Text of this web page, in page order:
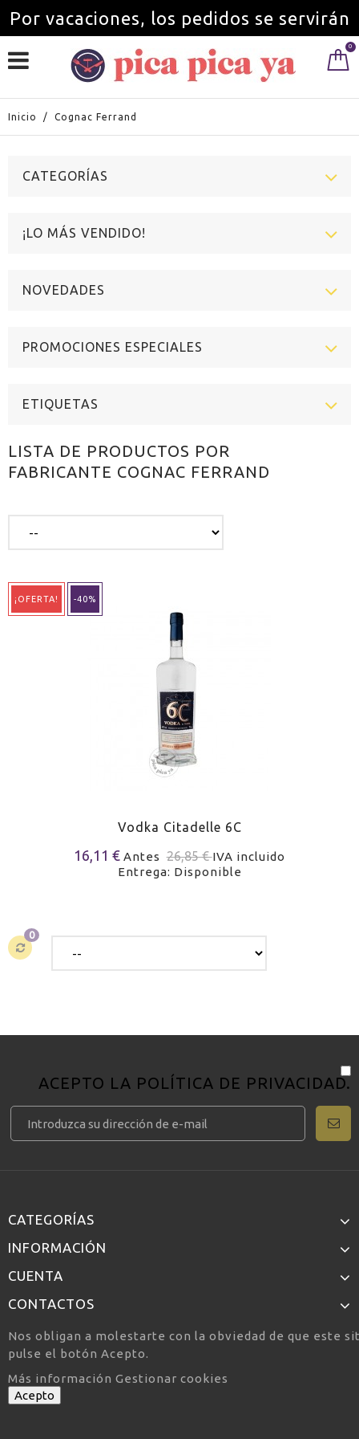
Por vacaciones, los pedidos se servirán
a partir del 1 de septiembre.
0
Inicio / Cognac Ferrand
CATEGORÍAS
¡LO MÁS VENDIDO!
NOVEDADES
PROMOCIONES ESPECIALES
ETIQUETAS
LISTA DE PRODUCTOS POR
FABRICANTE COGNAC FERRAND
¡OFERTA! -40%
Vodka Citadelle 6C
16,11 €Antes 26,85 €IVA incluido
Entrega: Disponible
0
ACEPTO LA POLÍTICA DE PRIVACIDAD.
CATEGORÍAS
INFORMACIÓN
CUENTA
CONTACTOS
Nos obligan a molestarte con la obviedad de que este
pulse el botón Acepto.
Más información Gestionar cookies
Acepto